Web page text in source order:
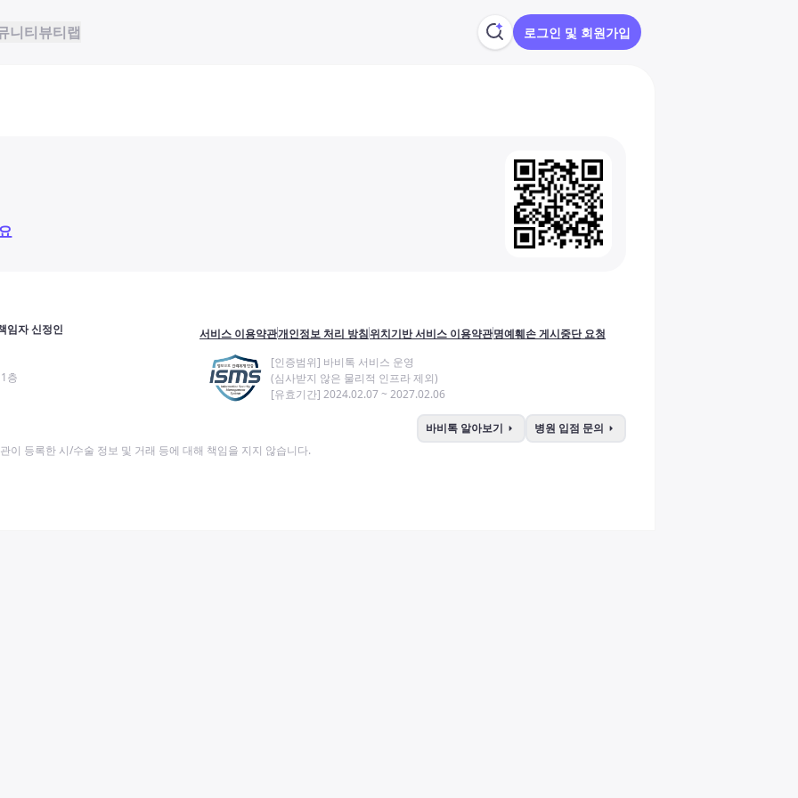
니티뷰티랩 로그인 및 회원가입
임자 신정인
층
서비스 이용약관개인정보 처리 방침위치기반 서비스 이용약관명예훼손 게시중단 요청
[인증범위] 바비톡 서비스 운영
(심사받지 않은 물리적 인프라 제외)
[유효기간] 2024.02.07 ~ 2027.02.06
바비톡 알아보기 arrow_right 병원 입점 문의 arrow_right
이 등록한 시/수술 정보 및 거래 등에 대해 책임을 지지 않습니다.